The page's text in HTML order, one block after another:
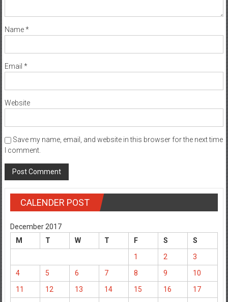
Name*
Email *
Website
Save my name, email, and website in this browser for the next time
I comment.
CALENDER POST
December 2017
M
T W T F S
S
1
2
3
4
5 6 7 8 9
10
11
12 13 14 15 16
17